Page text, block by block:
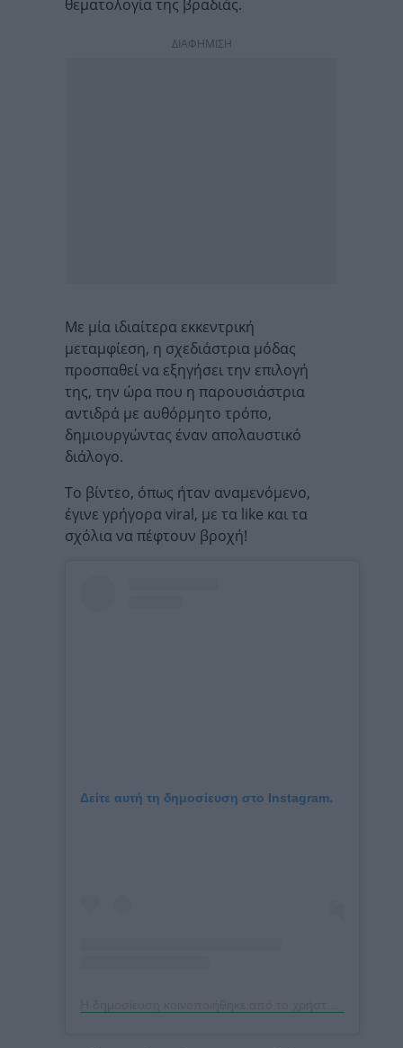
θεματολογία της βραδιάς.
ΔΙΑΦΗΜΙΣΗ
Με μία ιδιαίτερα εκκεντρική
μεταμφίεση, η σχεδιάστρια μόδας
προσπαθεί να εξηγήσει την επιλογή
της, την ώρα που η παρουσιάστρια
αντιδρά με αυθόρμητο τρόπο,
δημιουργώντας έναν απολαυστικό
διάλογο.
Το βίντεο, όπως ήταν αναμενόμενο,
έγινε γρήγορα viral, με τα like και τα
σχόλια να πέφτουν βροχή!
Δείτε αυτή τη δημοσίευση στο Instagram.